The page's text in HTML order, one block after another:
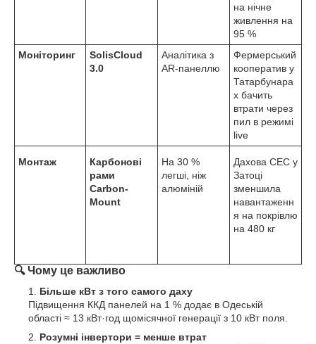
на нічне
живлення на
95 %
Моніторинг
SolisCloud
3.0
Аналітика з
AR-панеллю
Фермерський
кооператив у
Татарбунара
х бачить
втрати через
пил в режимі
live
Монтаж
Карбонові
рами
Carbon-
Mount
На 30 %
легші, ніж
алюміній
Дахова СЕС у
Затоці
зменшила
навантаженн
я на покрівлю
на 480 кг
🔍 Чому це важливо
Більше кВт з того самого даху
Підвищення ККД панелей на 1 % додає в Одеській
області ≈ 13 кВт·год щомісячної генерації з 10 кВт поля.
Розумні інвертори = менше втрат